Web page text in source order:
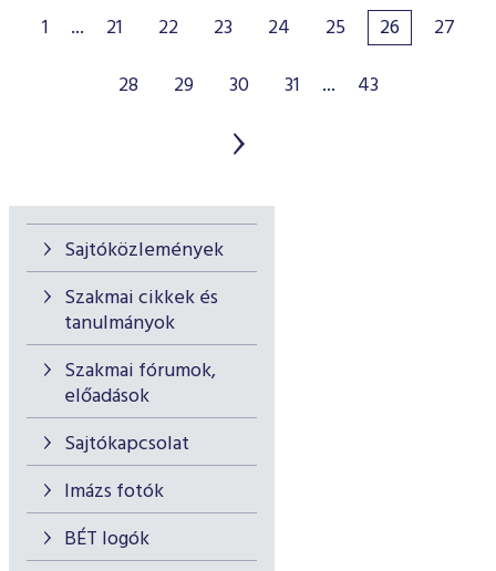
Sajtóközlemények
Szakmai cikkek és
tanulmányok
Szakmai fórumok,
előadások
Sajtókapcsolat
Imázs fotók
BÉT logók
1 ... 21 22 23 24 25 26
27
28
29 30 31 ... 43